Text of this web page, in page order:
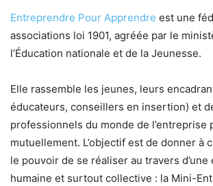
Entreprendre Pour Apprendre est une
associations loi 1901, agréée par le
l’Éducation nationale et de la Jeunesse.
Elle rassemble les jeunes, leurs
éducateurs, conseillers en insertion) et
professionnels du monde de l’entreprise
mutuellement. L’objectif est de donner à
le pouvoir de se réaliser au travers d’une
humaine et surtout collective : la Mini-